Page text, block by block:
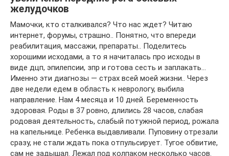
желудочков
Мамочки, кто сталкивался? Что нас ждет? Читаю
интернет, форумы, страшно.. Понятно, что впереди
реабилитация, массажи, препараты.. Поделитесь
хорошими исходами, а то я начиталась про исходы в
виде дцп, эпилепсии, зпр и готова сесть и заплакать…
Именно эти диагнозы — страх всей моей жизни.. Через
две недели едем в область к неврологу, выбила
направление. Нам 4 месяца и 10 дней. Беременность
здоровая. Роды в 37 ровно, длились 28 часов, слабая
родовая деятельность, слабый потужной период, рожала
на капельнице. Ребенка выдавливали. Пуповину отрезали
сразу, не стали ждать пока отпульсирует. Тугое обвитие,
сам не задышал. Лежал под колпаком несколько часов.